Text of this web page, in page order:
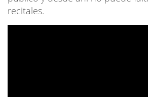
recitales.